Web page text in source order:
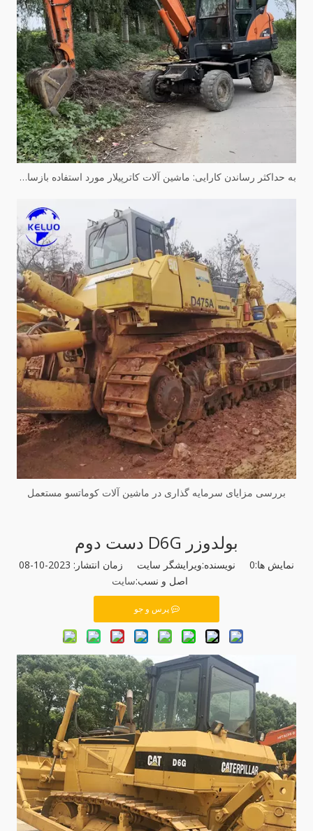
به حداکثر رساندن کارایی: ماشین آلات کاترپیلار مورد استفاده بازسازی شده
بررسی مزایای سرمایه گذاری در ماشین آلات کوماتسو مستعمل
بولدوزر D6G دست دوم
نمایش ها:0
نویسنده:ویرایشگر سایت زمان انتشار: 2023-10-08
اصل و نسب:سایت
پرس و جو